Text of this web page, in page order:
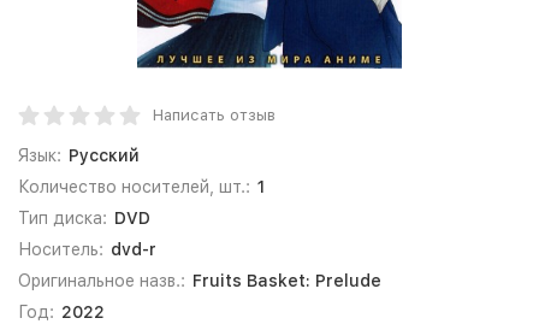
Написать отзыв
Язык: Русский
Количество носителей, шт.: 1
Тип диска: DVD
Носитель: dvd-r
Оригинальное назв.: Fruits Basket: Prelude
Год: 2022